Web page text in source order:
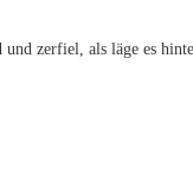
zerfiel, als läge es